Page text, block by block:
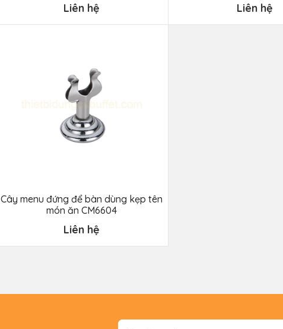
Liên hệ Liên hệ
Cây menu đứng để bàn dùng kẹp tên
món ăn CM6604
Liên hệ